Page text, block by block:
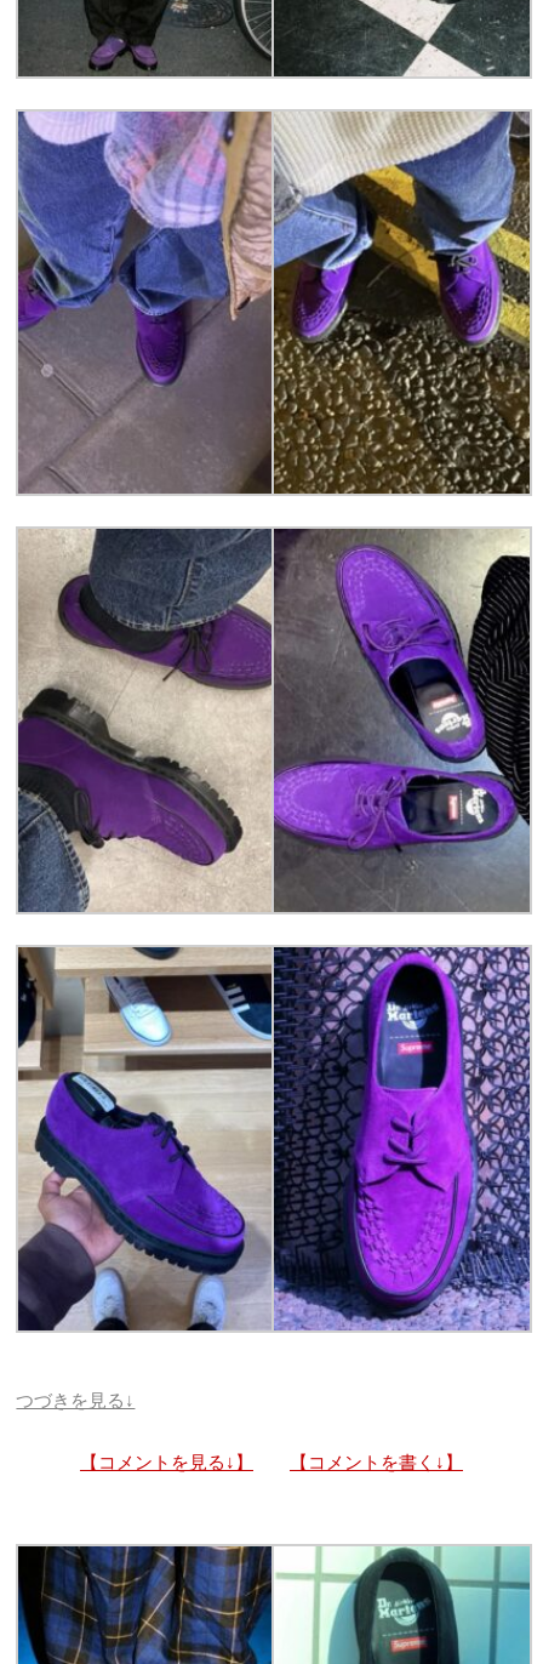
つづきを見る↓
【コメントを見る↓】 【コメントを書く↓】